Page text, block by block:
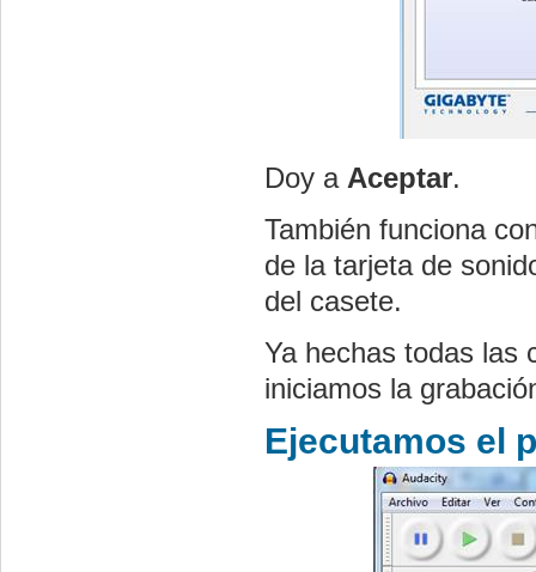
Doy a Aceptar.
También funciona
de la tarjeta de
del casete.
Ya hechas todas las
iniciamos la
Ejecutamos el